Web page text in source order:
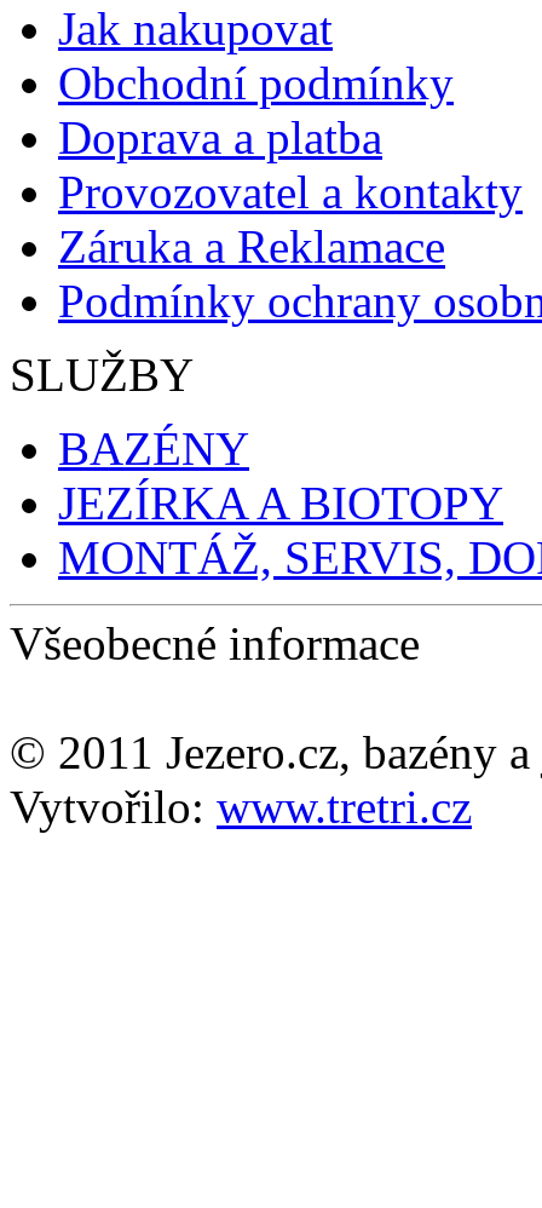
Jak nakupovat
Obchodní podmínky
Doprava a platba
Provozovatel a kontakty
Záruka a Reklamace
Podmínky ochrany
SLUŽBY
BAZÉNY
JEZÍRKA A BIOTOPY
MONTÁŽ, SERVIS,
Všeobecné informace
© 2011 Jezero.cz, bazény
Vytvořilo: www.tretri.cz